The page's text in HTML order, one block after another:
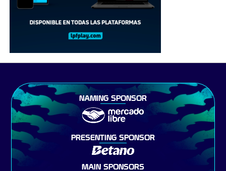
NAMING SPONSOR
PRESENTING SPONSOR
MAIN SPONSORS